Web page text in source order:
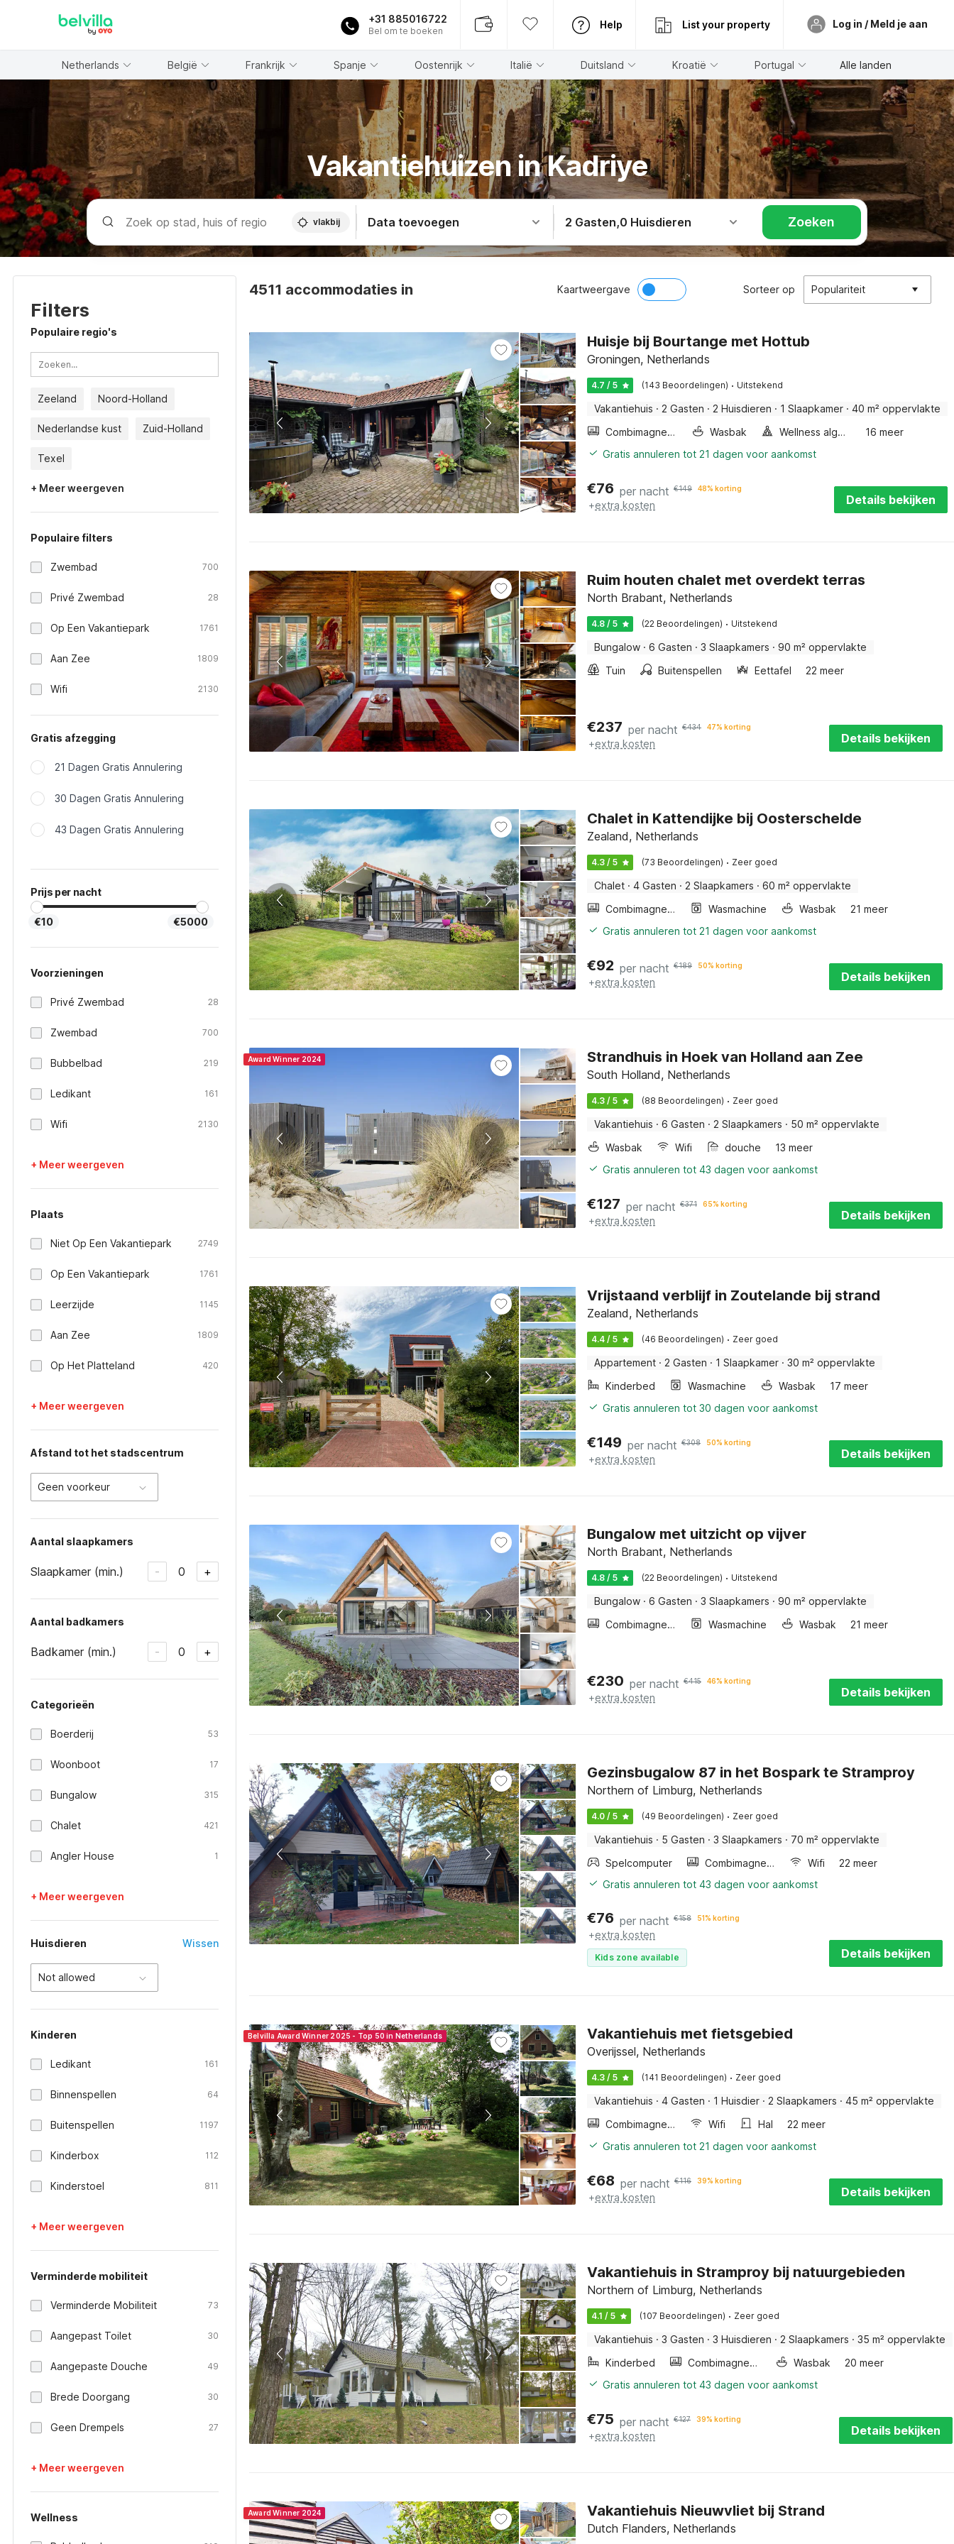
+31 885016722
Bel om te boeken
Help List your property Log in / Meld je aan
Netherlands België Frankrijk Spanje Oostenrijk Italië Duitsland Kroatië Portugal Alle landen
Vakantiehuizen in Kadriye
vlakbij Data toevoegen 2 Gasten,0 Huisdieren Zoeken
Filters
Populaire regio's
Zeeland Noord-Holland
Nederlandse kust Zuid-Holland
Texel
+ Meer weergeven
Populaire filters
Zwembad 700
Privé Zwembad 28
Op Een Vakantiepark 1761
Aan Zee 1809
Wifi 2130
Gratis afzegging
21 Dagen Gratis Annulering
30 Dagen Gratis Annulering
43 Dagen Gratis Annulering
Prijs per nacht
€10 €5000
Voorzieningen
Privé Zwembad 28
Zwembad 700
Bubbelbad 219
Ledikant 161
Wifi 2130
+ Meer weergeven
Plaats
Niet Op Een Vakantiepark 2749
Op Een Vakantiepark 1761
Leerzijde 1145
Aan Zee 1809
Op Het Platteland 420
+ Meer weergeven
Afstand tot het stadscentrum
Geen voorkeur
Aantal slaapkamers
Slaapkamer (min.) - 0 +
Aantal badkamers
Badkamer (min.) - 0 +
Categorieën
Boerderij 53
Woonboot 17
Bungalow 315
Chalet 421
Angler House 1
+ Meer weergeven
Huisdieren Wissen
Not allowed
Kinderen
Ledikant 161
Binnenspellen 64
Buitenspellen 1197
Kinderbox 112
Kinderstoel 811
+ Meer weergeven
Verminderde mobiliteit
Verminderde Mobiliteit 73
Aangepast Toilet 30
Aangepaste Douche 49
Brede Doorgang 30
Geen Drempels 27
+ Meer weergeven
Wellness
4511 accommodaties in Kaartweergave Sorteer op Populariteit
Huisje bij Bourtange met Hottub
Groningen, Netherlands
4.7 / 5 (143 Beoordelingen) · Uitstekend
Vakantiehuis · 2 Gasten · 2 Huisdieren · 1 Slaapkamer · 40 m² oppervlakte
Combimagnetron
Wasbak Wellness algemeen
16 meer
Gratis annuleren tot 21 dagen voor aankomst
€76 per nacht €149 48% korting
+extra kosten Details bekijken
Ruim houten chalet met overdekt terras
North Brabant, Netherlands
4.8 / 5 (22 Beoordelingen) · Uitstekend
Bungalow · 6 Gasten · 3 Slaapkamers · 90 m² oppervlakte
Tuin
Buitenspellen Eettafel 22 meer
€237 per nacht €434 47% korting
+extra kosten Details bekijken
Chalet in Kattendijke bij Oosterschelde
Zealand, Netherlands
4.3 / 5 (73 Beoordelingen) · Zeer goed
Chalet · 4 Gasten · 2 Slaapkamers · 60 m² oppervlakte
Combimagnetron
Wasmachine Wasbak
21 meer
Gratis annuleren tot 21 dagen voor aankomst
€92 per nacht €189 50% korting
+extra kosten Details bekijken
Award Winner 2024 Strandhuis in Hoek van Holland aan Zee
South Holland, Netherlands
4.3 / 5 (88 Beoordelingen) · Zeer goed
Vakantiehuis · 6 Gasten · 2 Slaapkamers · 50 m² oppervlakte
Wasbak
Wifi douche
13 meer
Gratis annuleren tot 43 dagen voor aankomst
€127 per nacht €371 65% korting
+extra kosten Details bekijken
Vrijstaand verblijf in Zoutelande bij strand
Zealand, Netherlands
4.4 / 5 (46 Beoordelingen) · Zeer goed
Appartement · 2 Gasten · 1 Slaapkamer · 30 m² oppervlakte
Kinderbed
Wasmachine Wasbak
17 meer
Gratis annuleren tot 30 dagen voor aankomst
€149 per nacht €308 50% korting
+extra kosten Details bekijken
Bungalow met uitzicht op vijver
North Brabant, Netherlands
4.8 / 5 (22 Beoordelingen) · Uitstekend
Bungalow · 6 Gasten · 3 Slaapkamers · 90 m² oppervlakte
Combimagnetron
Wasmachine Wasbak 21 meer
€230 per nacht €415 46% korting
+extra kosten Details bekijken
Gezinsbugalow 87 in het Bospark te Stramproy
Northern of Limburg, Netherlands
4.0 / 5 (49 Beoordelingen) · Zeer goed
Vakantiehuis · 5 Gasten · 3 Slaapkamers · 70 m² oppervlakte
Spelcomputer
Combimagnetron Wifi
22 meer
Gratis annuleren tot 43 dagen voor aankomst
€76 per nacht €158 51% korting
+extra kosten
Kids zone available Details bekijken
Belvilla Award Winner 2025 - Top 50 in Netherlands Vakantiehuis met fietsgebied
Overijssel, Netherlands
4.3 / 5 (141 Beoordelingen) · Zeer goed
Vakantiehuis · 4 Gasten · 1 Huisdier · 2 Slaapkamers · 45 m² oppervlakte
Combimagnetron
Wifi Hal
22 meer
Gratis annuleren tot 21 dagen voor aankomst
€68 per nacht €116 39% korting
+extra kosten Details bekijken
Vakantiehuis in Stramproy bij natuurgebieden
Northern of Limburg, Netherlands
4.1 / 5 (107 Beoordelingen) · Zeer goed
Vakantiehuis · 3 Gasten · 3 Huisdieren · 2 Slaapkamers · 35 m² oppervlakte
Kinderbed
Combimagnetron Wasbak
20 meer
Gratis annuleren tot 43 dagen voor aankomst
€75 per nacht €127 39% korting
+extra kosten Details bekijken
Award Winner 2024 Vakantiehuis Nieuwvliet bij Strand
Dutch Flanders, Netherlands